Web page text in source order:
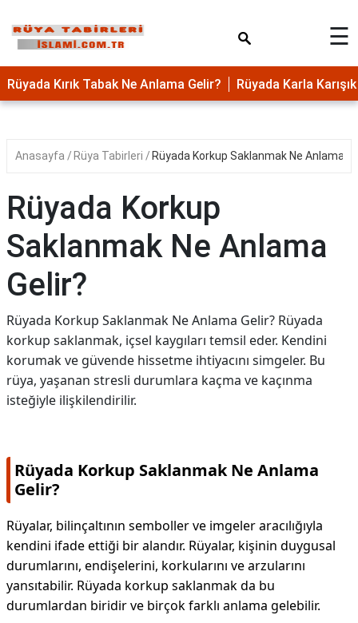
☰
Rüyada Kırık Tabak Ne Anlama Gelir? Rüyada Karla
Anasayfa Rüya Tabirleri Rüyada Korkup Saklanmak Ne Anlama
Rüyada Korkup
Saklanmak Ne Anlama
Gelir?
Rüyada Korkup Saklanmak Ne Anlama Gelir? Rüyada
korkup saklanmak, içsel kaygıları temsil eder. Kendini
korumak ve güvende hissetme ihtiyacını simgeler. Bu
rüya, yaşanan stresli durumlara kaçma ve kaçınma
isteğiyle ilişkilendirilir.
Rüyada Korkup Saklanmak Ne Anlama
Gelir?
Rüyalar, bilinçaltının semboller ve imgeler aracılığıyla
kendini ifade ettiği bir alandır. Rüyalar, kişinin duygusal
durumlarını, endişelerini, korkularını ve arzularını
yansıtabilir. Rüyada korkup saklanmak da bu
durumlardan biridir ve birçok farklı anlama gelebilir.